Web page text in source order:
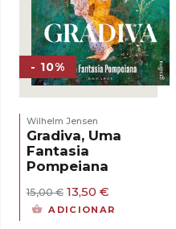
- 10%
Wilhelm Jensen
Gradiva, Uma
Fantasia
Pompeiana
15,00€ O
preço
13,50 €
preço
ADICIONAR